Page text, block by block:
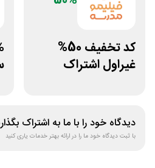
کد تخفیف 50%
غیراول اشتراک
دیدگاه خود را با ما به اشتراک
با ثبت دیدگاه خود ما را در ارائه بهتر خدمات یاری کنید